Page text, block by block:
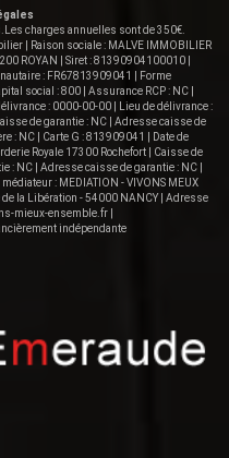
charges annuelles sont de 350€.
| Raison sociale : MALVE IMMOBILIER
ROYAN | Siret : 81390904100010 |
: FR67813909041 | Forme
social : 800 | Assurance RCP : NC |
: 0000-00-00 | Lieu de délivrance :
de garantie : NC | Adresse caisse de
: NC | Carte G : 813909041 | Date de
Royale 17300 Rochefort | Caisse de
: NC | Adresse caisse de garantie : NC |
: MEDIATION - VIVONS MEUX
la Libération - 54000 NANCY | Adresse
mieux-ensemble.fr|
indépendante